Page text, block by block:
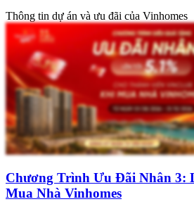
Thông tin dự án và ưu đãi của Vinhomes
Chương Trình Ưu Đãi Nhân 3:
Mua Nhà Vinhomes